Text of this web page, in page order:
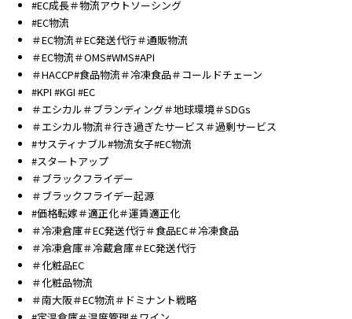
#EC成長＃物流アウトソーシング
#EC物流
＃EC物流＃EC発送代行＃通販物流
＃EC物流＃OMS#WMS#API
＃HACCP#食品物流＃冷凍食品＃コールドチェーン
#KPI #KGI #EC
＃エシカル＃ブランディング＃地球環境＃SDGs
＃エシカル物流＃行き過ぎたサービス＃過剰サービス
#サスティナブル#物流女子#EC物流
#スタートアップ
＃ブラックフライデー
＃ブラックフライデー起源
#価格転嫁＃適正化＃運賃適正化
＃冷凍倉庫＃EC発送代行＃食品EC＃冷凍食品
＃冷凍倉庫＃冷蔵倉庫＃EC発送代行
＃化粧品EC
＃化粧品物流
＃南大阪＃EC物流＃ドミナント戦略